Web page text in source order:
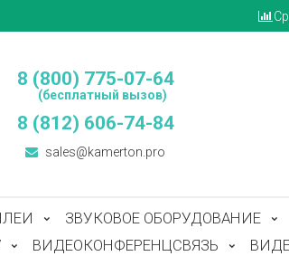
8 (800) 775-07-64
(бесплатный вызов)
8 (812) 606-74-84
sales@kamerton.pro
ЗВУКОВОЕ ОБОРУДОВАНИЕ
ВИДЕОКОНФЕРЕНЦСВЯЗЬ